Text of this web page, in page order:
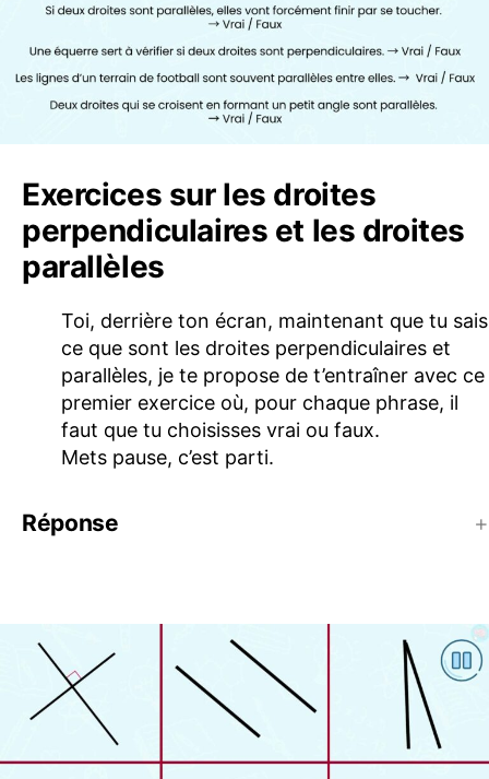
Exercices sur les droites
perpendiculaires et les droites
parallèles
Toi, derrière ton écran, maintenant que tu sais
ce que sont les droites perpendiculaires et
parallèles, je te propose de t’entraîner avec ce
premier exercice où, pour chaque phrase, il
faut que tu choisisses vrai ou faux.
Mets pause, c’est parti.
Réponse